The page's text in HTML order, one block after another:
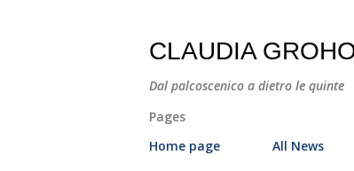
CLAUDIA
Dal palcoscenico a dietro le quinte
Pages
Home page
All News